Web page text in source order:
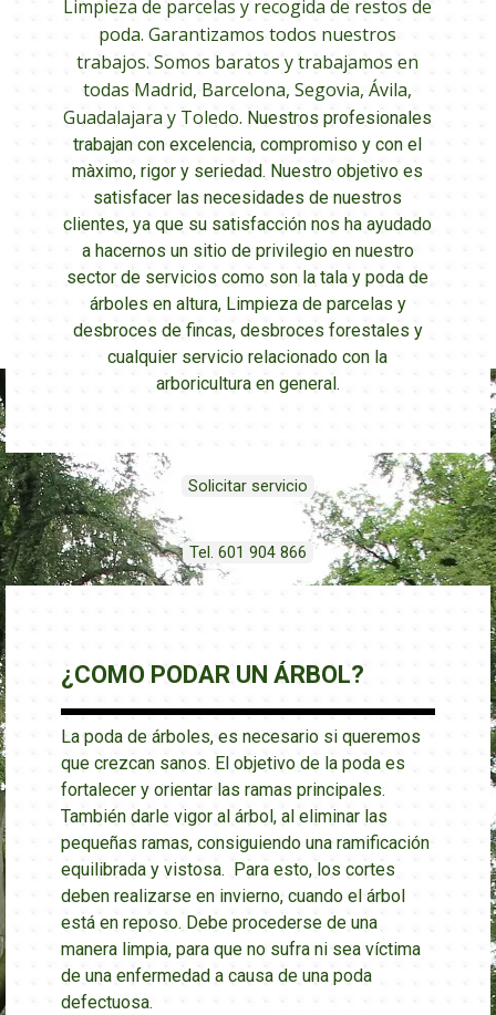
Limpieza de parcelas y recogida de restos de
poda. Garantizamos todos nuestros
trabajos. Somos baratos y trabajamos en
todas Madrid, Barcelona, Segovia, Ávila,
Guadalajara y Toledo. Nuestros profesionales
trabajan con excelencia, compromiso y con el
màximo, rigor y seriedad. Nuestro objetivo es
satisfacer las necesidades de nuestros
clientes, ya que su satisfacción nos ha ayudado
a hacernos un sitio de privilegio en nuestro
sector de servicios como son la tala y poda de
árboles en altura, Limpieza de parcelas y
desbroces de fincas, desbroces forestales y
cualquier servicio relacionado con la
arboricultura en general.
Solicitar servicio
Tel. 601 904 866
¿COMO PODAR UN ÁRBOL?
La poda de árboles, es necesario si queremos
que crezcan sanos. El objetivo de la poda es
fortalecer y orientar las ramas principales.
También darle vigor al árbol, al eliminar las
pequeñas ramas, consiguiendo una ramificación
equilibrada y vistosa. Para esto, l os cortes
deben realizarse en invierno, cuando el árbol
está en reposo. Debe procederse de una
manera limpia, para que no sufra ni sea víctima
de una enfermedad a causa de una poda
defectuosa.